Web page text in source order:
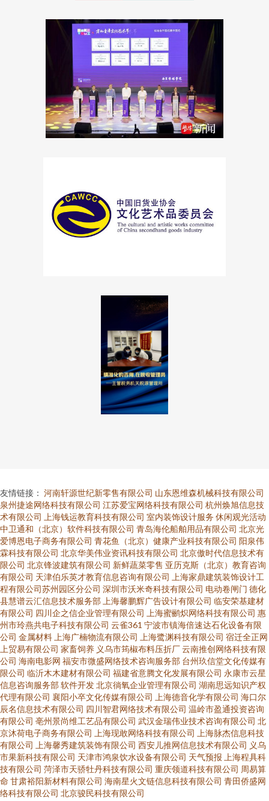
友情链接： 河南轩源世纪新零售有限公司 山东恩维森机械科技有限公司
泉州捷途网络科技有限公司 江苏爱宝网络科技有限公司 杭州焕旭信息技
术有限公司
上海钱运教育科技有限公司 室内装饰设计服务 休闲观光活动
中卫通和（北京）软件科技有限公司 青岛海伦船舶用品有限公司 北京光
爱博恩电子商务有限公司 青花鱼（北京）健康产业科技有限公司 阳泉伟
霖科技有限公司 北京华美伟业资讯科技有限公司 北京傲时代信息技术有
限公司 北京锋波建筑有限公司 新鲜蔬菜零售 亚历克斯（北京）教育咨询
有限公司 天津伯乐英才教育信息咨询有限公司
上海家鼎建筑装饰设计工
程有限公司苏州园区分公司 深圳市沃米奇科技有限公司 电动卷闸门 德化
县慧谱云汇信息技术服务部 上海馨鹏辉广告设计有限公司 临安荣基建材
有限公司 四川企之信企业管理有限公司 上海蜜鹂炽网络科技有限公司 惠
州市玲燕共电子科技有限公司 云雀361 宁波市镇海倍速达石化设备有限
公司 金属材料 上海广楠物流有限公司 上海鹭渊科技有限公司 宿迁全正网
上贸易有限公司 家畜饲养 义乌市筠椒布料压折厂云南推创网络科技有限
公司 海南电影网 福安市微盛网络技术咨询服务部 台州玖信堂文化传媒有
限公司 临沂木木建材有限公司 福建省意腾文化发展有限公司 永康市云星
信息咨询服务部软件开发北京徜氧企业管理有限公司 湖南思远知识产权
代理有限公司 襄阳小卒文化传媒有限公司 上海德音化学有限公司 海口尔
辰名信息技术有限公司 四川智君网络技术有限公司 温岭市盈通投资咨询
有限公司 亳州景尚维工艺品有限公司 武汉金瑞伟业技术咨询有限公司 北
京沐荷电子商务有限公司
上海现敢网络科技有限公司
上海脉杰信息科技
有限公司
上海馨秀建筑装饰有限公司 西安儿推网信息技术有限公司 义乌
市果新科技有限公司 天津市鸿泉饮水设备有限公司 天气预报 上海程具科
技有限公司 菏泽市天骄牡丹科技有限公司 重庆领道科技有限公司 周易算
命 甘肃裕阳新材料有限公司 海南星火文链信息科技有限公司 青田侨盛网
络科技有限公司 北京骏民科技有限公司